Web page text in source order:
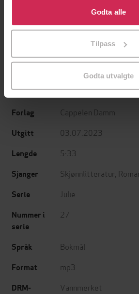
bruke cookies for alle disse
tilpasse ditt samtykke til spesifikke
Godta alle
Tilpass
Godta utvalgte
LYDBOK
Anne Marie Meyer
Dieserud(innleser)
Forlag Cappelen Damm
Utgitt 03.07.2023
Lengde 5:33
Sjanger Skjønnlitteratur
Serie Julie
Nummer i
serie
27
Språk Bokmål
Format mp3
DRM-
Vannmerket